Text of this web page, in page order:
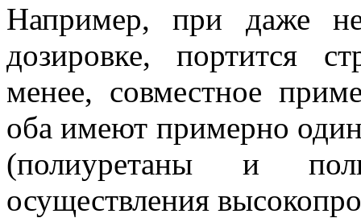
Например, при даже
дозировке, портится
менее, совместное
оба имеют примерно
(полиуретаны и
осуществления